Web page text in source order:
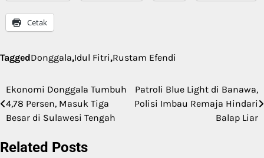
Cetak
TaggedDonggala,Idul Fitri,Rustam Efendi
Navigasi
pos
Ekonomi Donggala Tumbuh
4,78 Persen, Masuk Tiga
Besar di Sulawesi Tengah
Patroli Blue Light di Banawa,
Polisi Imbau Remaja Hindari
Balap Liar
Related Posts